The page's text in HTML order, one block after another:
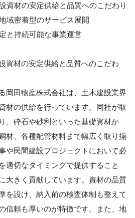
資材の安定供給と品質へのこだわり
域密着型のサービス展開
と持続可能な事業運営
資材の安定供給と品質へのこだわ
岡田物産株式会社は、土木建設業界
材の供給を行っています。同社が取
、砕石や砂利といった基礎資材か
材、各種配管材料まで幅広く取り揃
や民間建設プロジェクトにおいて必
適切なタイミングで提供すること
大きく貢献しています。資材の品質
を設け、納入前の検査体制も整えて
信頼も厚いのが特徴です。また、地